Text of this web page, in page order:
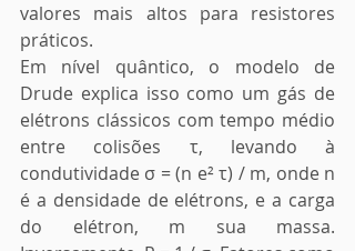
valores mais altos para resistores
práticos.
Em nível quântico, o modelo de
Drude explica isso como um gás de
elétrons clássicos com tempo médio
entre colisões τ, levando à
condutividade σ = (n e² τ) / m, onde n
é a densidade de elétrons, e a carga
do elétron, m sua massa.